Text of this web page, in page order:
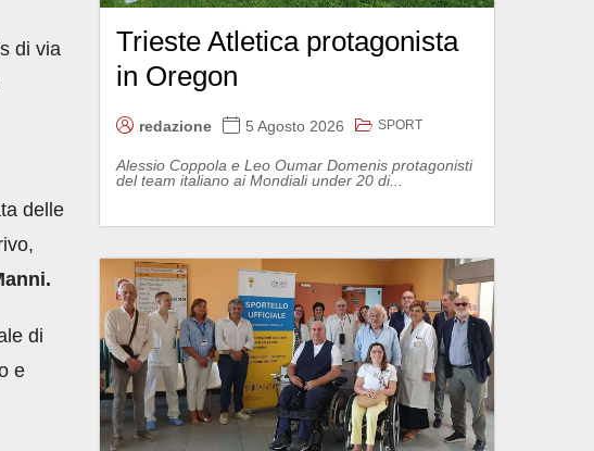
di via
delle
di
e
Trieste Atletica protagonista
in Oregon
redazione 5 Agosto 2026 SPORT
Alessio Coppola e Leo Oumar Domenis protagonisti
del team italiano ai Mondiali under 20 di...